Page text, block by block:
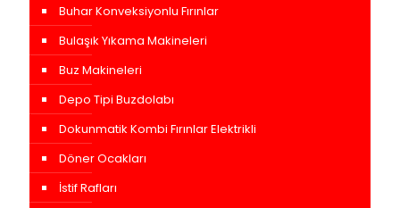
Buhar Konveksiyonlu Fırınlar
Bulaşık Yıkama Makineleri
Buz Makineleri
Depo Tipi Buzdolabı
Dokunmatik Kombi Fırınlar Elektrikli
Döner Ocakları
İstif Rafları